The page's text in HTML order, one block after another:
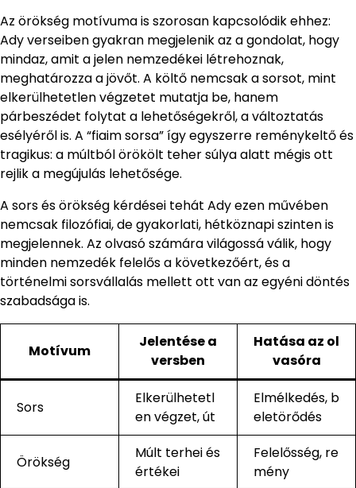
Az örökség motívuma is szorosan kapcsolódik ehhez:
Ady verseiben gyakran megjelenik az a gondolat, hogy
mindaz, amit a jelen nemzedékei létrehoznak,
meghatározza a jövőt. A költő nemcsak a sorsot, mint
elkerülhetetlen végzetet mutatja be, hanem
párbeszédet folytat a lehetőségekről, a változtatás
esélyéről is. A “fiaim sorsa” így egyszerre reménykeltő és
tragikus: a múltból örökölt teher súlya alatt mégis ott
rejlik a megújulás lehetősége.
A sors és örökség kérdései tehát Ady ezen művében
nemcsak filozófiai, de gyakorlati, hétköznapi szinten is
megjelennek. Az olvasó számára világossá válik, hogy
minden nemzedék felelős a következőért, és a
történelmi sorsvállalás mellett ott van az egyéni döntés
szabadsága is.
Motívum
Jelentése a
versben
Hatása az ol
vasóra
Sors
Elkerülhetetl
en végzet, út
Elmélkedés, b
eletörődés
Örökség
Múlt terhei és
értékei
Felelősség, re
mény